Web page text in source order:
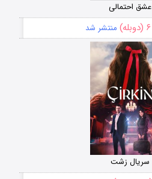
عشق احتمالی
۶ (دوبله) منتشر شد
سریال زشت